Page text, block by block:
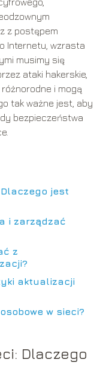
z postępem
Internetu, wzrasta
musimy się
ataki hakerskie,
i mogą
tak ważne jest, aby
bezpieczeństwa
jest
i zarządzać
z
aktualizacji
w sieci?
Dlaczego